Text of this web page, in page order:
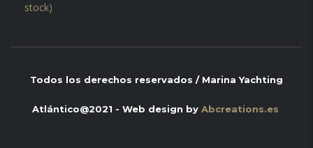
Todos los derechos reservados / Marina Yachting
Atlántico@2021 - Web design by Abcreations.es